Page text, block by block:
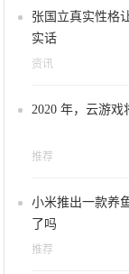
张国立真实性格
实话
资讯
2020 年，云游
推荐
小米推出一款养
了吗
推荐